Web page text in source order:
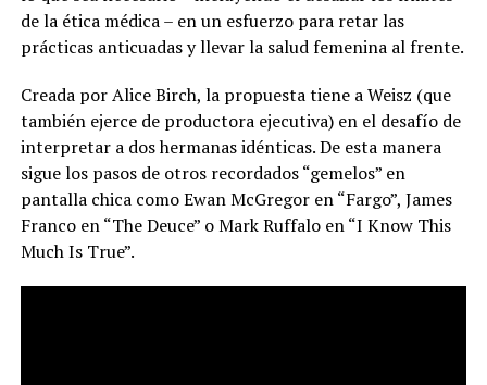
de la ética médica – en un esfuerzo para retar las
prácticas anticuadas y llevar la salud femenina al frente.
Creada por Alice Birch, la propuesta tiene a Weisz (que
también ejerce de productora ejecutiva) en el desafío de
interpretar a dos hermanas idénticas. De esta manera
sigue los pasos de otros recordados “gemelos” en
pantalla chica como Ewan McGregor en “Fargo”, James
Franco en “The Deuce” o Mark Ruffalo en “I Know This
Much Is True”.